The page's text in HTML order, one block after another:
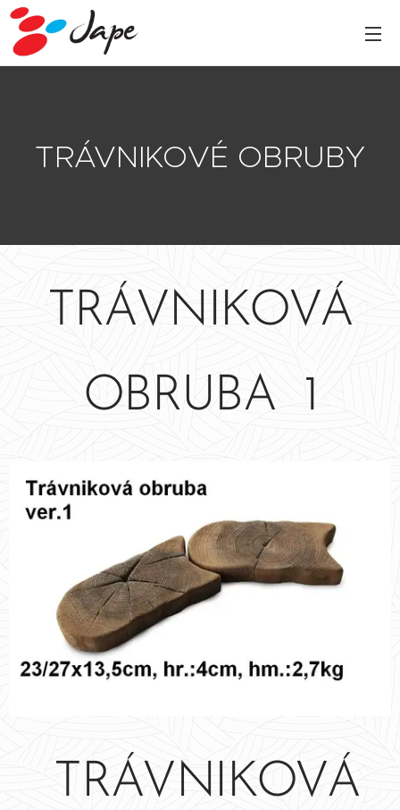
TRÁVNIKOVÉ OBRUBY
TRÁVNIKOVÁ
OBRUBA 1
TRÁVNIKOVÁ